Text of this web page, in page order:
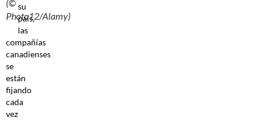
(©
Photo12/Alamy)
su
país,
las
compañías
canadienses
se
están
fijando
cada
vez